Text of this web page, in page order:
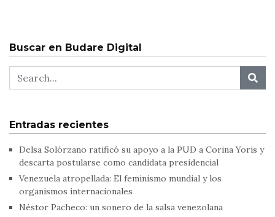
Buscar en Budare Digital
Entradas recientes
Delsa Solórzano ratificó su apoyo a la PUD a Corina Yoris y
descarta postularse como candidata presidencial
Venezuela atropellada: El feminismo mundial y los
organismos internacionales
Néstor Pacheco: un sonero de la salsa venezolana